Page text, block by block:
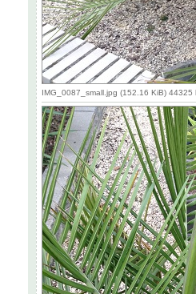
IMG_0087_small.jpg (152.16 KiB) 44325